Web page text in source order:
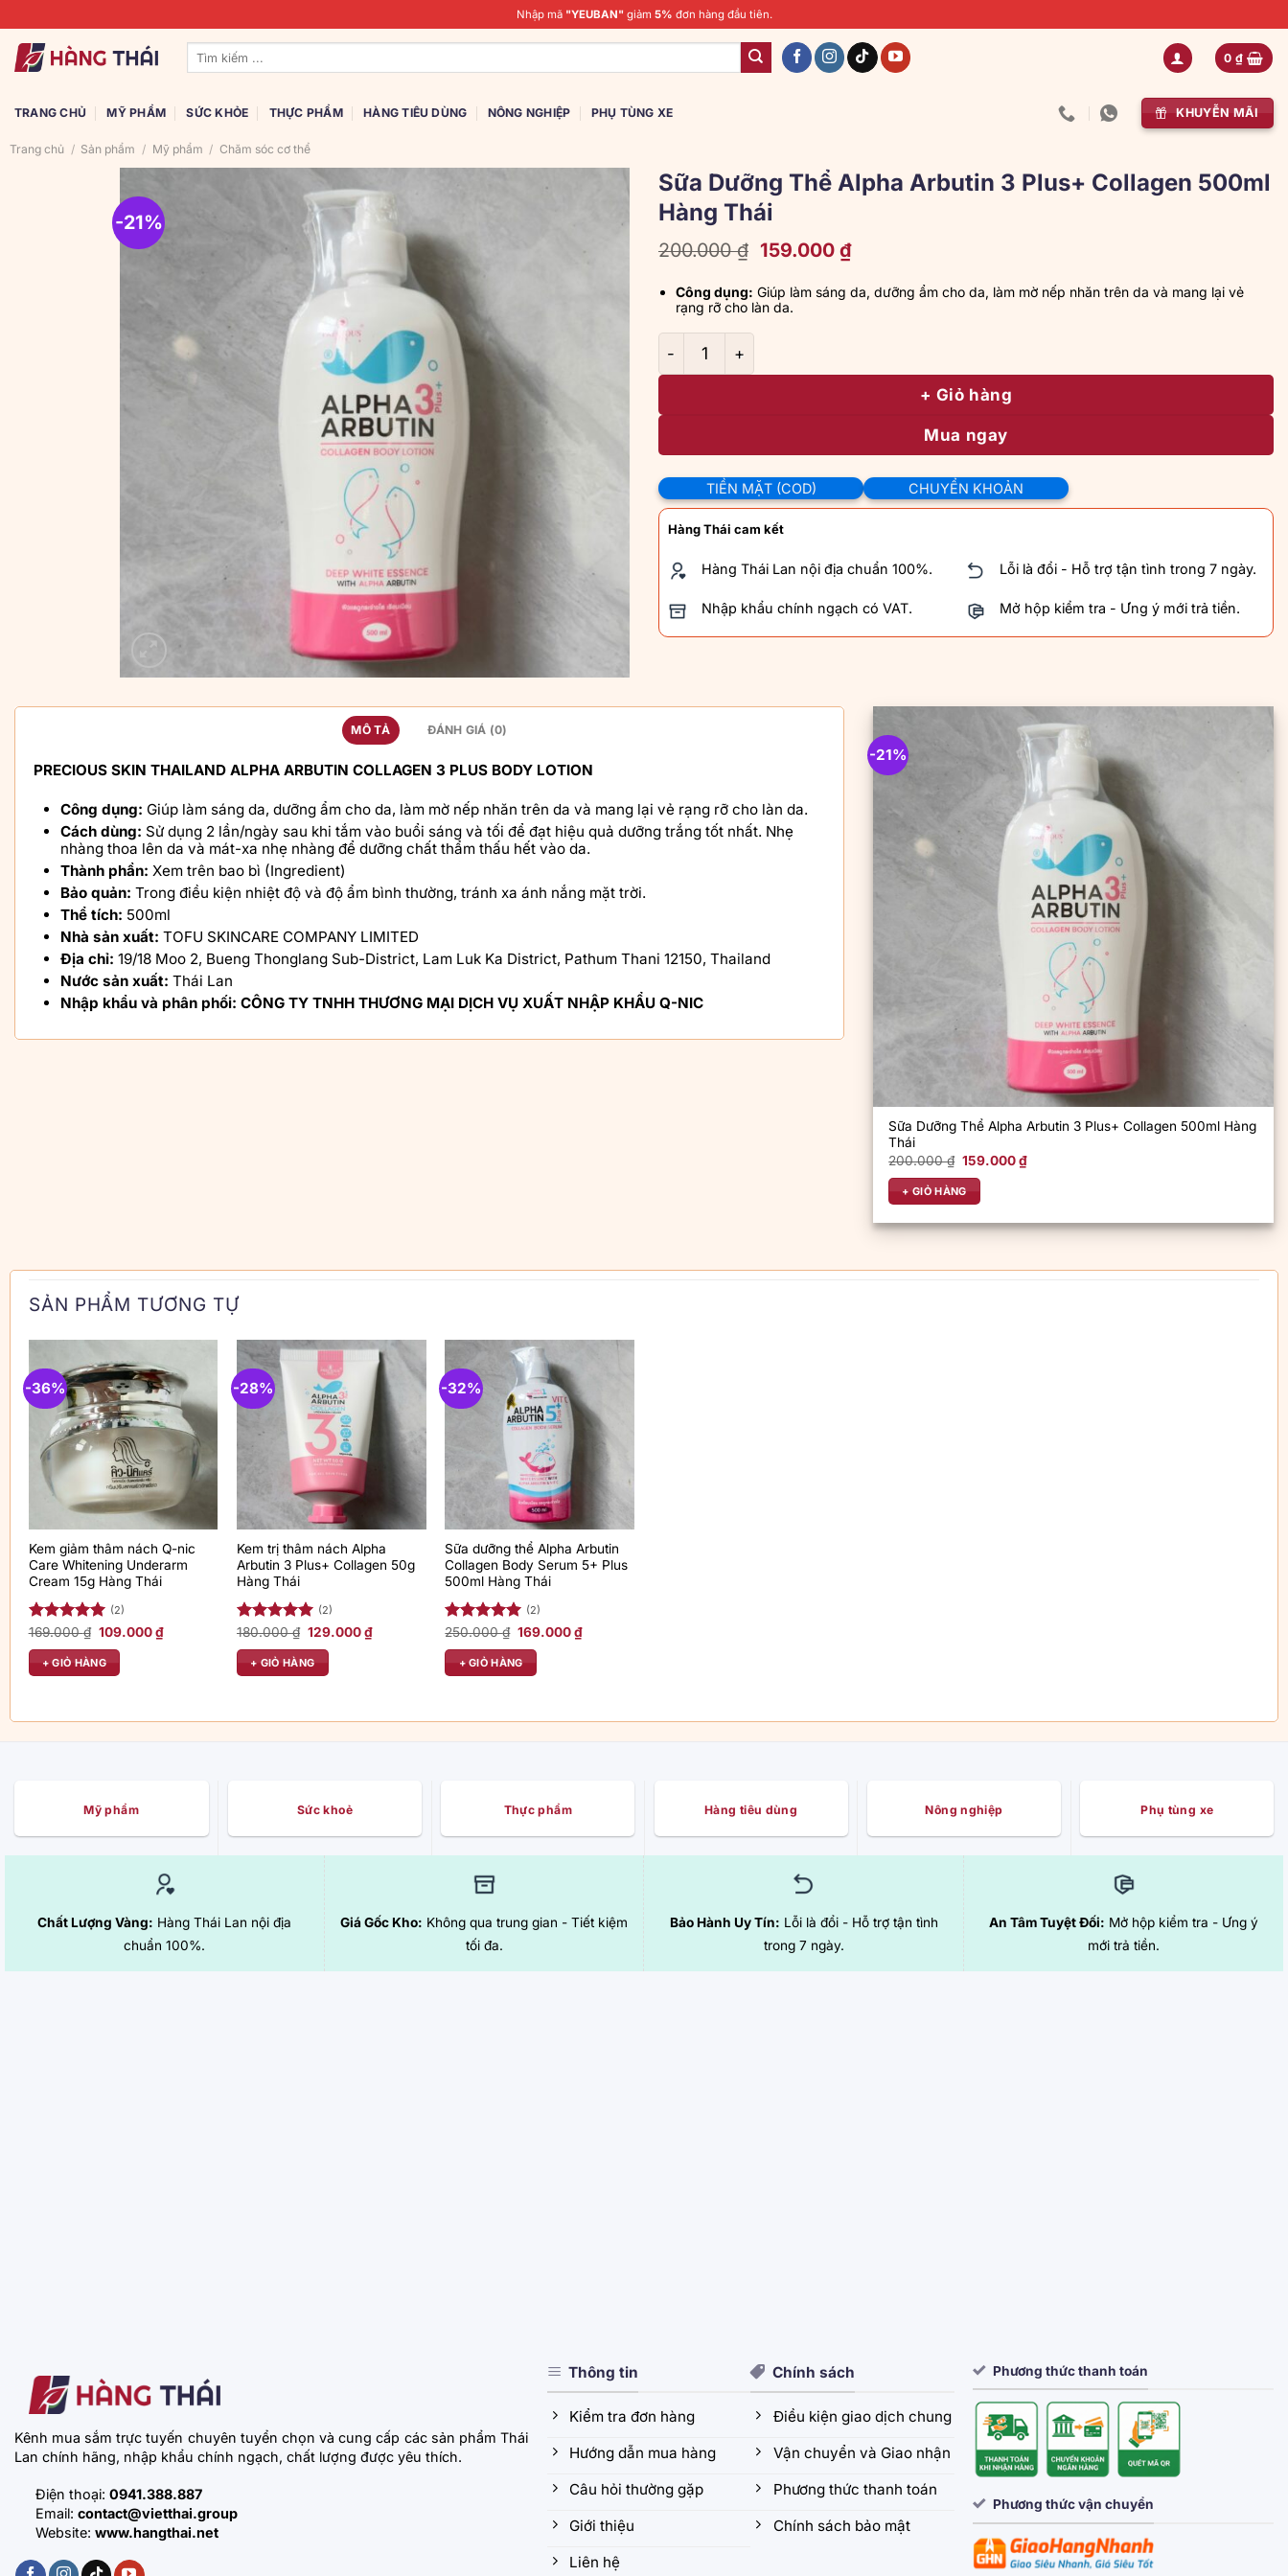
qua
nội
Nhập mã "YEUBAN" giảm 5% đơn hàng đầu tiên.
Tìm
0 ₫
TRANG CHỦ MỸ PHẨM SỨC KHỎE THỰC PHẨM HÀNG TIÊU DÙNG NÔNG NGHIỆP PHỤ TÙNG XE KHUYỄN MÃI
Trang chủ / Sản phẩm / Mỹ phẩm / Chăm sóc cơ thể
-21%
Sữa Dưỡng Thể Alpha Arbutin 3 Plus+ Collagen 500ml
Hàng Thái
200.000₫ Giá
là:
200.000 ₫.
159.000 ₫Giá
hiện
tại
là:
Công dụng: Giúp làm sáng da, dưỡng ẩm cho da, làm mờ nếp nhăn trên da và mang lại vẻ
rạng rỡ cho làn da.
Sữa Dưỡng Thể Alpha Arbutin 3 Plus+ Collagen 500ml Hàng Thái số lượng
+ Giỏ hàng
Mua ngay
TIỀN MẶT (COD) CHUYỂN KHOẢN
Hàng Thái cam kết
Hàng Thái Lan nội địa chuẩn 100%.
Nhập khẩu chính ngạch có VAT.
Lỗi là đổi - Hỗ trợ tận tình trong 7 ngày.
Mở hộp kiểm tra - Ưng ý mới trả tiền.
MÔ TẢ ĐÁNH GIÁ (0)
PRECIOUS SKIN THAILAND ALPHA ARBUTIN COLLAGEN 3 PLUS BODY LOTION
Công dụng: Giúp làm sáng da, dưỡng ẩm cho da, làm mờ nếp nhăn trên da và mang lại vẻ rạng rỡ cho làn da.
Cách dùng: Sử dụng 2 lần/ngày sau khi tắm vào buổi sáng và tối để đạt hiệu quả dưỡng trắng tốt nhất. Nhẹ
nhàng thoa lên da và mát-xa nhẹ nhàng để dưỡng chất thẩm thấu hết vào da.
Thành phần: Xem trên bao bì (Ingredient)
Bảo quản: Trong điều kiện nhiệt độ và độ ẩm bình thường, tránh xa ánh nắng mặt trời.
Thể tích: 500ml
Nhà sản xuất: TOFU SKINCARE COMPANY LIMITED
Địa chỉ: 19/18 Moo 2, Bueng Thonglang Sub-District, Lam Luk Ka District, Pathum Thani 12150, Thailand
Nước sản xuất: Thái Lan
Nhập khẩu và phân phối: CÔNG TY TNHH THƯƠNG MẠI DỊCH VỤ XUẤT NHẬP KHẨU Q-NIC
-21%
Sữa Dưỡng Thể Alpha Arbutin 3 Plus+ Collagen 500ml Hàng
Thái
200.000₫ Giá
là:
200.000 ₫.
159.000₫Giá
+ GIỎ HÀNG
SẢN PHẨM TƯƠNG TỰ
-36%
Kem giảm thâm nách Q-nic
Care Whitening Underarm
Cream 15g Hàng Thái
Được xếp
hạng5.00
5 sao
(2)
169.000₫ Giá
là:
169.000 ₫.
109.000₫Giá
hiện
+ GIỎ HÀNG
-28%
Kem trị thâm nách Alpha
Arbutin 3 Plus+ Collagen 50g
Hàng Thái
Được xếp
hạng5.00
5 sao
(2)
180.000₫ Giá
là:
180.000 ₫.
129.000₫Giá
+ GIỎ HÀNG
-32%
Sữa dưỡng thể Alpha Arbutin
Collagen Body Serum 5+ Plus
500ml Hàng Thái
Được xếp
hạng5.00
5 sao
(2)
250.000₫ Giá
là:
250.000 ₫.
169.000₫Giá
+ GIỎ HÀNG
Mỹ phẩm Sức khoẻ Thực phẩm Hàng tiêu dùng Nông nghiệp Phụ tùng xe
Chất Lượng Vàng: Hàng Thái Lan nội địa
chuẩn 100%.
Giá Gốc Kho: Không qua trung gian - Tiết kiệm
tối đa.
Bảo Hành Uy Tín: Lỗi là đổi - Hỗ trợ tận tình
trong 7 ngày.
An Tâm Tuyệt Đối: Mở hộp kiểm tra - Ưng ý
mới trả tiền.
Kênh mua sắm trực tuyến chuyên tuyển chọn và cung cấp các sản phẩm Thái
Lan chính hãng, nhập khẩu chính ngạch, chất lượng được yêu thích.
Điện thoại: 0941.388.887
Email: contact@vietthai.group
Website: www.hangthai.net
Thông tin
Kiểm tra đơn hàng
Hướng dẫn mua hàng
Câu hỏi thường gặp
Giới thiệu
Liên hệ
Chính sách
Điều kiện giao dịch chung
Vận chuyển và Giao nhận
Phương thức thanh toán
Chính sách bảo mật
Phương thức thanh toán
Phương thức vận chuyển